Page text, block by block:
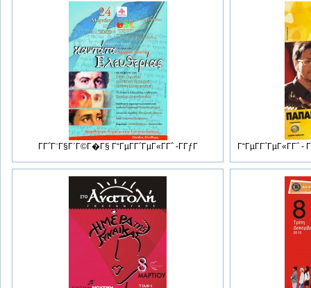
ΓΓ΅Γ¨Γ§Γ΄Γ©Γ�Γ§ Γ“ΓµΓ­Γ΅ΓµΓ«ΓΓ΅ -ΓΓƒΓ Γ“ΓµΓ­Γ΅ΓµΓ«ΓΓ΅